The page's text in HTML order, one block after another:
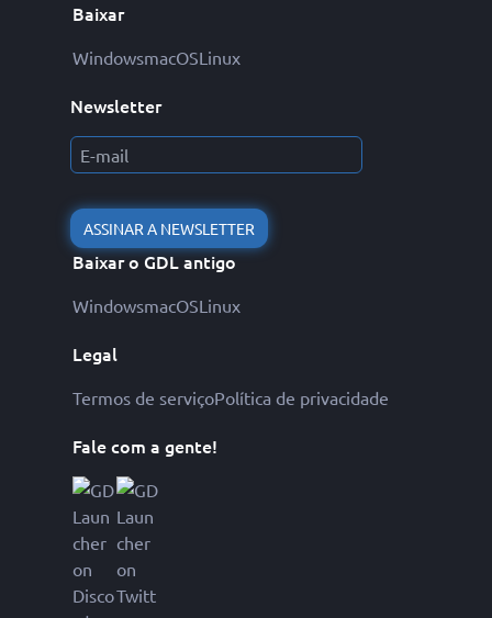
Baixar
WindowsmacOSLinux
Newsletter
ASSINAR A NEWSLETTER
Baixar o GDL antigo
WindowsmacOSLinux
Legal
Termos de serviçoPolítica de privacidade
Fale com a gente!